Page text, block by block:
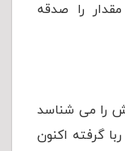
را صدقه
را می شناسد
گرفته اکنون